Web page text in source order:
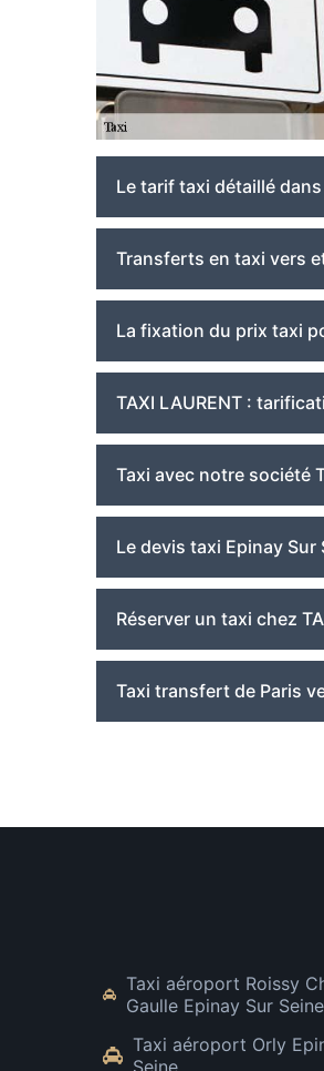
Le tarif taxi détaillé
Transferts en taxi vers
La fixation du prix taxi
TAXI LAURENT :
Taxi avec notre société
Le devis taxi Epinay Sur
Réserver un taxi chez
Taxi transfert de Paris
Taxi aéroport Roissy
Gaulle Epinay Sur Seine
Taxi aéroport Orly
Seine